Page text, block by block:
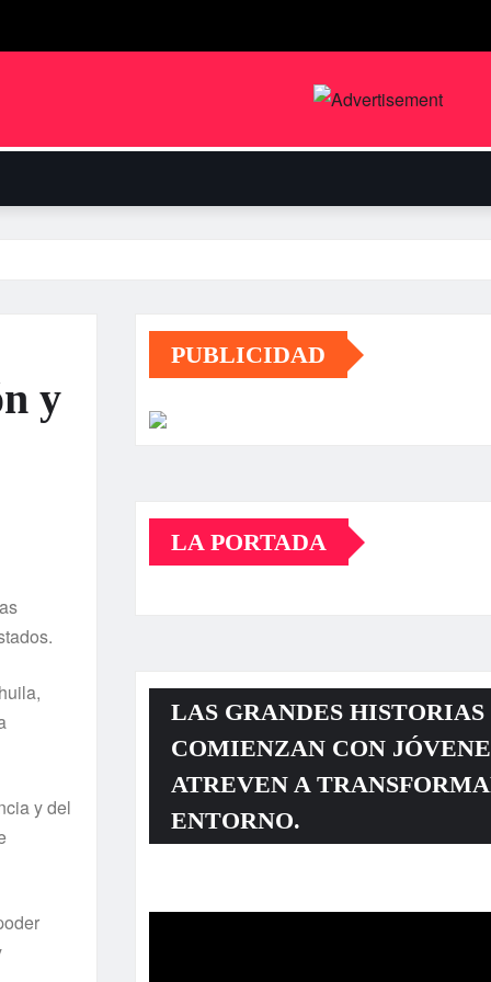
y
y del
PUBLICIDAD
LA PORTADA
LAS GRANDES HISTORIAS
COMIENZAN CON
ATREVEN A
ENTORNO.